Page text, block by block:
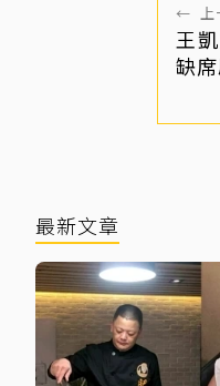
← 上
王
缺
最新文章